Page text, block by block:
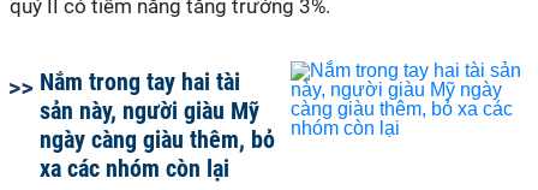
quý II có tiềm năng tăng trưởng 3%.
Nắm trong tay hai tài
sản này, người giàu Mỹ
ngày càng giàu thêm, bỏ
xa các nhóm còn lại